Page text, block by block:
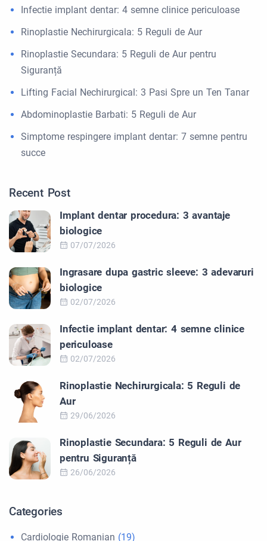
Infectie implant dentar: 4 semne clinice periculoase
Rinoplastie Nechirurgicala: 5 Reguli de Aur
Rinoplastie Secundara: 5 Reguli de Aur pentru
Siguranță
Lifting Facial Nechirurgical: 3 Pasi Spre un Ten Tanar
Abdominoplastie Barbati: 5 Reguli de Aur
Simptome respingere implant dentar: 7 semne pentru
succe
Recent Post
Implant dentar procedura: 3 avantaje
biologice
07/07/2026
Ingrasare dupa gastric sleeve: 3 adevaruri
biologice
02/07/2026
Infectie implant dentar: 4 semne clinice
periculoase
02/07/2026
Rinoplastie Nechirurgicala: 5 Reguli de
Aur
29/06/2026
Rinoplastie Secundara: 5 Reguli de Aur
pentru Siguranță
26/06/2026
Categories
Cardiologie Romanian (19)